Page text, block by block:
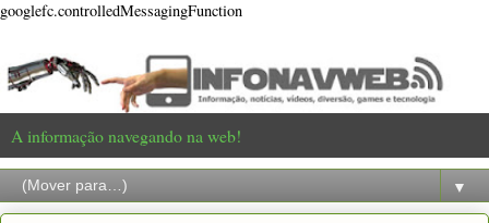
googlefc.controlledMessagingFunction
A informação navegando na web!
▼